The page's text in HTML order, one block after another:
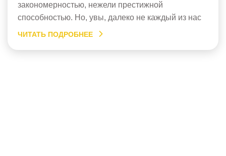
закономерностью, нежели престижной
способностью. Но, увы, далеко не каждый из нас
бывает за границей в англоязычных странах, и
ЧИТАТЬ ПОДРОБНЕЕ